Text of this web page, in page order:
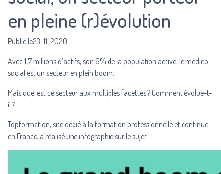
en pleine (r)évolution
Publié le23-11-2020
Avec 1,7 millions d’actifs, soit 6% de la population active, le médico-
social est un secteur en plein boom.
Mais quel est ce secteur aux multiples facettes ? Comment évolue-t-
il ?
Topformation, site dédié à la formation professionnelle et continue
en France, a réalisé une infographie sur le sujet.